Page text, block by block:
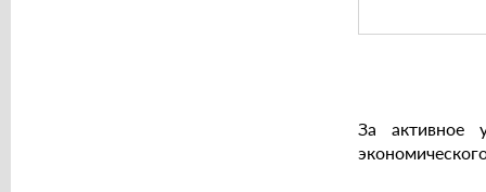
За активное